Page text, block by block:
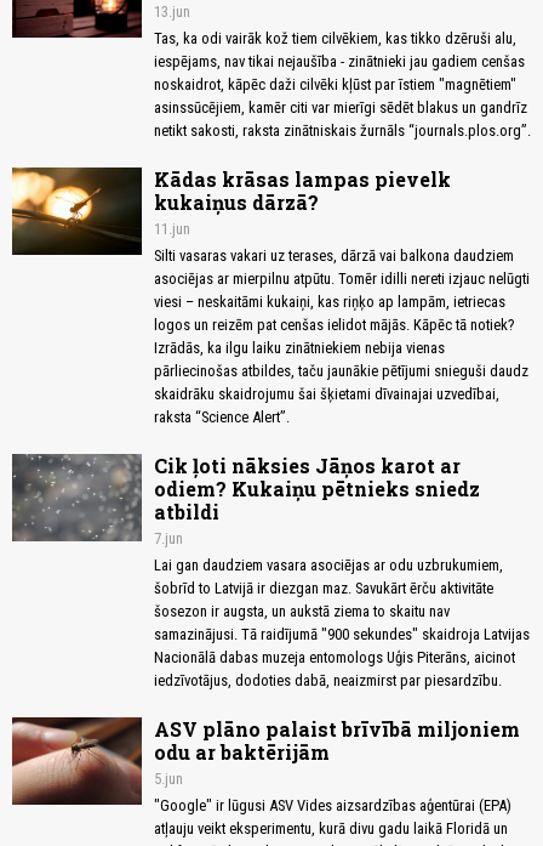
13.jun
Tas, ka odi vairāk kož tiem cilvēkiem, kas tikko dzēruši alu,
iespējams, nav tikai nejaušība - zinātnieki jau gadiem cenšas
noskaidrot, kāpēc daži cilvēki kļūst par īstiem "magnētiem"
asinssūcējiem, kamēr citi var mierīgi sēdēt blakus un gandrīz
netikt sakosti, raksta zinātniskais žurnāls “journals.plos.org”.
Kādas krāsas lampas pievelk
kukaiņus dārzā?
11.jun
Silti vasaras vakari uz terases, dārzā vai balkona daudziem
asociējas ar mierpilnu atpūtu. Tomēr idilli nereti izjauc nelūgti
viesi – neskaitāmi kukaiņi, kas riņķo ap lampām, ietriecas
logos un reizēm pat cenšas ielidot mājās. Kāpēc tā notiek?
Izrādās, ka ilgu laiku zinātniekiem nebija vienas
pārliecinošas atbildes, taču jaunākie pētījumi snieguši daudz
skaidrāku skaidrojumu šai šķietami dīvainajai uzvedībai,
raksta “Science Alert”.
Cik ļoti nāksies Jāņos karot ar
odiem? Kukaiņu pētnieks sniedz
atbildi
7.jun
Lai gan daudziem vasara asociējas ar odu uzbrukumiem,
šobrīd to Latvijā ir diezgan maz. Savukārt ērču aktivitāte
šosezon ir augsta, un aukstā ziema to skaitu nav
samazinājusi. Tā raidījumā "900 sekundes" skaidroja Latvijas
Nacionālā dabas muzeja entomologs Uģis Piterāns, aicinot
iedzīvotājus, dodoties dabā, neaizmirst par piesardzību.
ASV plāno palaist brīvībā miljoniem
odu ar baktērijām
5.jun
"Google" ir lūgusi ASV Vides aizsardzības aģentūrai (EPA)
atļauju veikt eksperimentu, kurā divu gadu laikā Floridā un